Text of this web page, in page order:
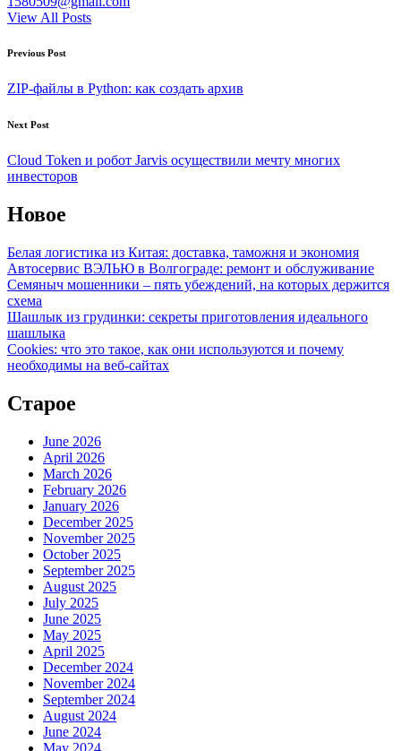
View All Posts
Post
navigation
Previous Post
ZIP-файлы в Python: как создать архив
Next Post
Cloud Token и робот Jarvis осуществили мечту многих
инвесторов
Новое
Белая логистика из Китая: доставка, таможня и экономия
Автосервис ВЭЛЬЮ в Волгограде: ремонт и обслуживание
Семяныч мошенники – пять убеждений, на которых держится
схема
Шашлык из грудинки: секреты приготовления идеального
шашлыка
Cookies: что это такое, как они используются и почему
необходимы на веб-сайтах
Старое
June 2026
April 2026
March 2026
February 2026
January 2026
December 2025
November 2025
October 2025
September 2025
August 2025
July 2025
June 2025
May 2025
April 2025
December 2024
November 2024
September 2024
August 2024
June 2024
May 2024